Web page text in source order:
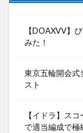
【DOAXVV】
みた！
東京五輪開会
スト
【イドラ】ス
で適当編成で極